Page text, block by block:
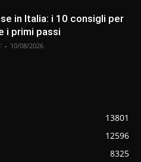
in Italia: i 10 consigli per
i primi passi
- 10/08/2026
13801
12596
8325